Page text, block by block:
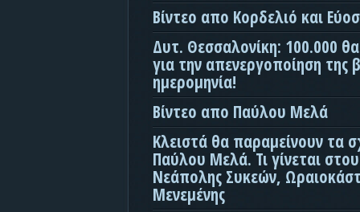
Βίντεο απο Κορδελιό και
Δυτ. Θεσσαλονίκη: 100.000
για την απενεργοποίηση της
ημερομηνία!
Βίντεο απο Παύλου Μελά
Κλειστά θα παραμείνουν τα
Παύλου Μελά. Τι γίνεται
Νεάπολης Συκεών,
Μενεμένης